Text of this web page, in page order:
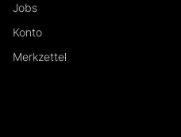
Jobs
Konto
Merkzettel